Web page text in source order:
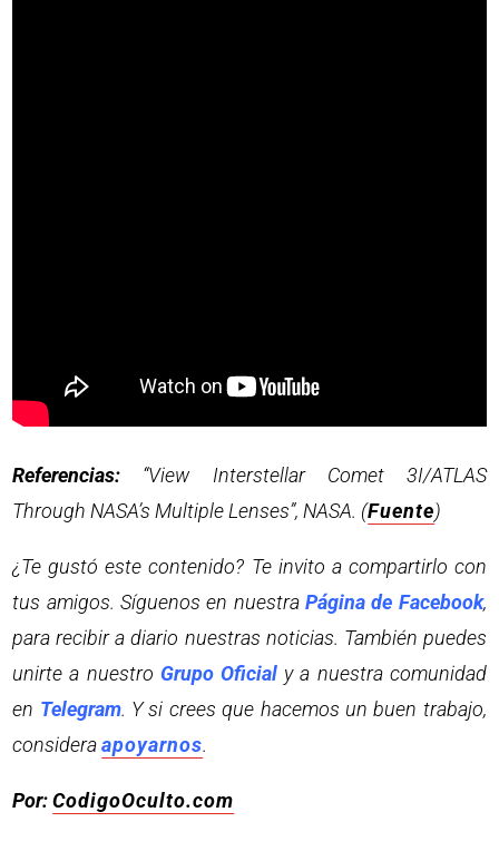
Referencias: “View Interstellar Comet 3I/ATLAS
Through NASA’s Multiple Lenses”, NASA. (Fuente)
¿Te gustó este contenido? Te invito a compartirlo con
tus amigos. Síguenos en nuestraPágina de Facebook,
para recibir a diario nuestras noticias. También puedes
unirte a nuestro Grupo Oficial y a nuestra comunidad
en Telegram. Y si crees que hacemos un buen trabajo,
consideraapoyarnos.
Por:CodigoOculto.com